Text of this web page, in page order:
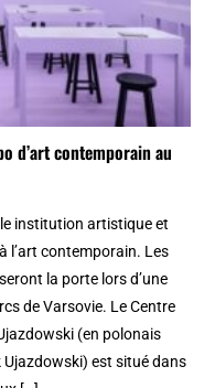
d’art contemporain au
institution artistique et
l’art contemporain. Les
la porte lors d’une
de Varsovie. Le Centre
(en polonais
Ujazdowski) est situé dans